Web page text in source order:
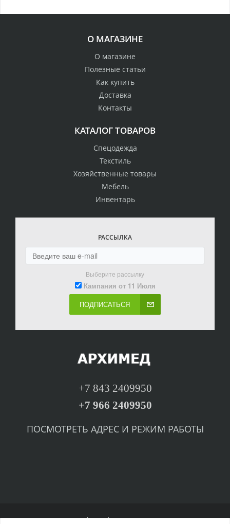
О МАГАЗИНЕ
О магазине
Полезные статьи
Как купить
Доставка
Контакты
КАТАЛОГ ТОВАРОВ
Спецодежда
Текстиль
Хозяйственные товары
Мебель
Инвентарь
РАССЫЛКА
Выберите рассылку
Кампания от 11 Июля
ПОДПИСАТЬСЯ
+7 843 2409950
+7 966 2409950
ПОСМОТРЕТЬ АДРЕС И РЕЖИМ РАБОТЫ
© arhemed.ru, 2002-2016